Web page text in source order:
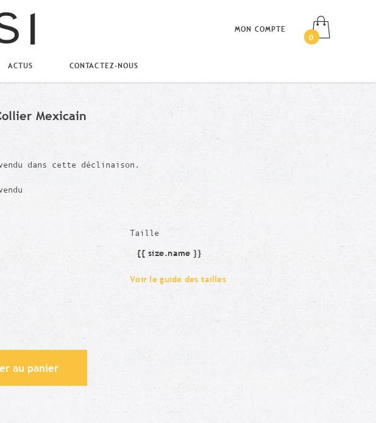
ACTUS CONTACTEZ-NOUS
MON COMPTE
0
Mexicain
dans cette déclinaison.
Taille
Taille
{{ size.name }}
Voir le guide des tailles
au panier